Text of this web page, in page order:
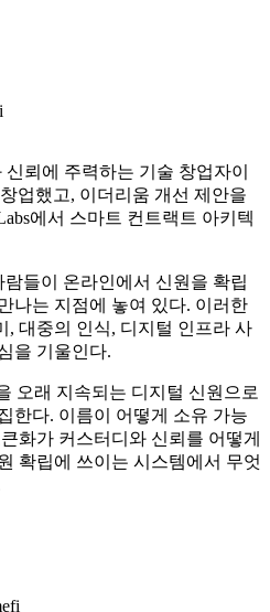
뢰에 주력하는 기술 창업자이
업했고, 이더리움 개선 제안을
에서 스마트 컨트랙트 아키텍
들이 온라인에서 신원을 확립
나는 지점에 놓여 있다. 이러한
, 대중의 인식, 디지털 인프라 사
을 기울인다.
오래 지속되는 디지털 신원으로
한다. 이름이 어떻게 소유 가능
화가 커스터디와 신뢰를 어떻게
확립에 쓰이는 시스템에서 무엇